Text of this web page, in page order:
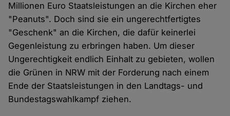
Millionen Euro Staatsleistungen an die Kirchen eher
"Peanuts". Doch sind sie ein ungerechtfertigtes
"Geschenk" an die Kirchen, die dafür keinerlei
Gegenleistung zu erbringen haben. Um dieser
Ungerechtigkeit endlich Einhalt zu gebieten, wollen
die Grünen in NRW mit der Forderung nach einem
Ende der Staatsleistungen in den Landtags- und
Bundestagswahlkampf ziehen.